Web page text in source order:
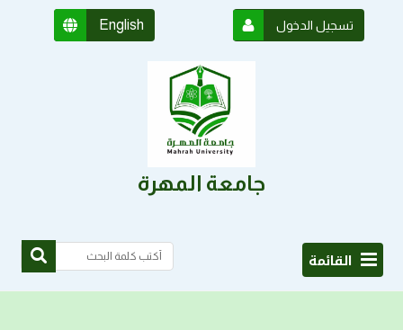
English تسجيل الدخول
جامعة المهرة
القائمة